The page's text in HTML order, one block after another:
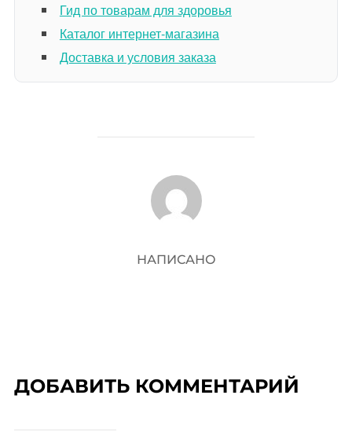
Гид по товарам для здоровья
Каталог интернет-магазина
Доставка и условия заказа
АВТОР ЗАПИСИ
НАПИСАНО
ДОБАВИТЬ КОММЕНТАРИЙ